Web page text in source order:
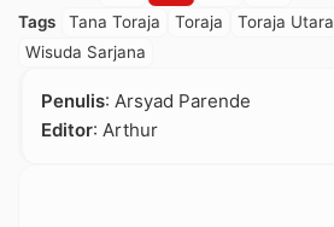
Tags Tana Toraja Toraja Toraja Utara
Wisuda Sarjana
Penulis: Arsyad Parende
Editor: Arthur